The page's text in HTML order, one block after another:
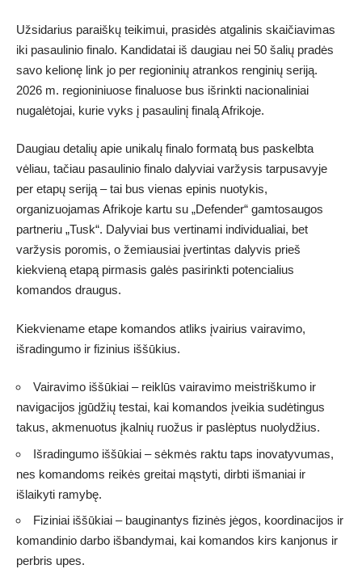
Užsidarius paraiškų teikimui, prasidės atgalinis skaičiavimas
iki pasaulinio finalo. Kandidatai iš daugiau nei 50 šalių pradės
savo kelionę link jo per regioninių atrankos renginių seriją.
2026 m. regioniniuose finaluose bus išrinkti nacionaliniai
nugalėtojai, kurie vyks į pasaulinį finalą Afrikoje.
Daugiau detalių apie unikalų finalo formatą bus paskelbta
vėliau, tačiau pasaulinio finalo dalyviai varžysis tarpusavyje
per etapų seriją – tai bus vienas epinis nuotykis,
organizuojamas Afrikoje kartu su „Defender“ gamtosaugos
partneriu „Tusk“. Dalyviai bus vertinami individualiai, bet
varžysis poromis, o žemiausiai įvertintas dalyvis prieš
kiekvieną etapą pirmasis galės pasirinkti potencialius
komandos draugus.
Kiekviename etape komandos atliks įvairius vairavimo,
išradingumo ir fizinius iššūkius.
Vairavimo iššūkiai – reiklūs vairavimo meistriškumo ir
navigacijos įgūdžių testai, kai komandos įveikia sudėtingus
takus, akmenuotus įkalnių ruožus ir paslėptus nuolydžius.
Išradingumo iššūkiai – sėkmės raktu taps inovatyvumas,
nes komandoms reikės greitai mąstyti, dirbti išmaniai ir
išlaikyti ramybę.
Fiziniai iššūkiai – bauginantys fizinės jėgos, koordinacijos ir
komandinio darbo išbandymai, kai komandos kirs kanjonus ir
perbris upes.